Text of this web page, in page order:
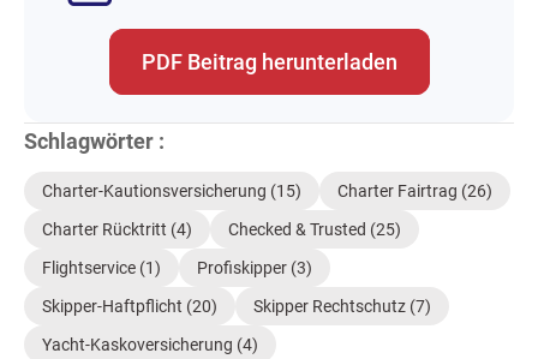
PDF Beitrag herunterladen
Schlagwörter :
Charter-Kautionsversicherung (15) Charter Fairtrag (26)
Charter Rücktritt (4) Checked & Trusted (25)
Flightservice (1) Profiskipper (3)
Skipper-Haftpflicht (20) Skipper Rechtschutz (7)
Yacht-Kaskoversicherung (4)